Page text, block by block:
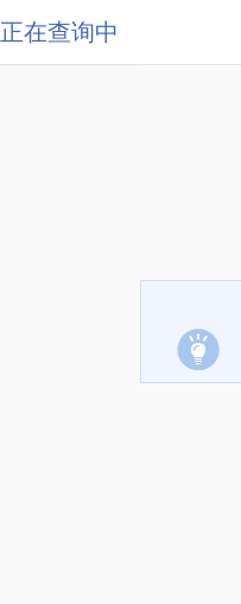
正在查询中